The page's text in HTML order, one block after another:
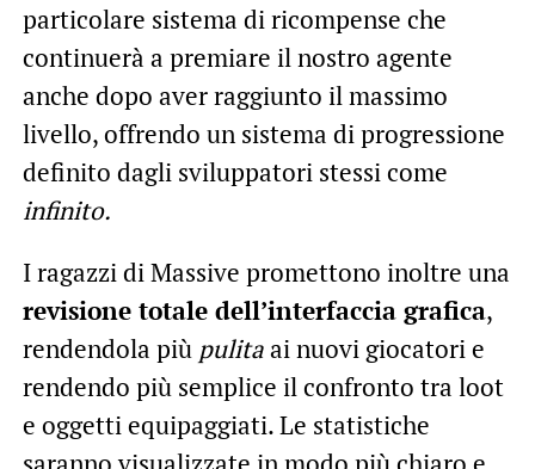
particolare sistema di ricompense che
continuerà a premiare il nostro agente
anche dopo aver raggiunto il massimo
livello, offrendo un sistema di progressione
definito dagli sviluppatori stessi come
infinito.
I ragazzi di Massive promettono inoltre una
revisione totale dell’interfaccia grafica,
rendendola più pulitaai nuovi giocatori e
rendendo più semplice il confronto tra loot
e oggetti equipaggiati. Le statistiche